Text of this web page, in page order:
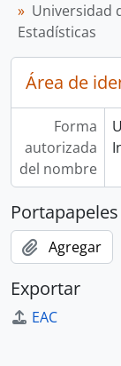
Universidad
Estadísticas
Área de
Forma
autorizada
del nombre
Portapapeles
Agregar
Exportar
EAC